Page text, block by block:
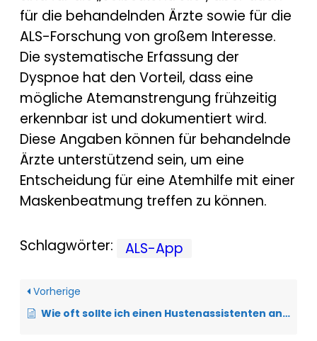
für die behandelnden Ärzte sowie für die
ALS-Forschung von großem Interesse.
Die systematische Erfassung der
Dyspnoe hat den Vorteil, dass eine
mögliche Atemanstrengung frühzeitig
erkennbar ist und dokumentiert wird.
Diese Angaben können für behandelnde
Ärzte unterstützend sein, um eine
Entscheidung für eine Atemhilfe mit einer
Maskenbeatmung treffen zu können.
Schlagwörter: ALS-App
Vorherige
Wie oft sollte ich einen Hustenassistenten anwenden?